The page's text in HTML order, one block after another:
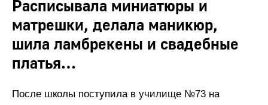
Расписывала миниатюры и
матрешки, делала маникюр,
шила ламбрекены и свадебные
платья…
После школы поступила в училище №73 на